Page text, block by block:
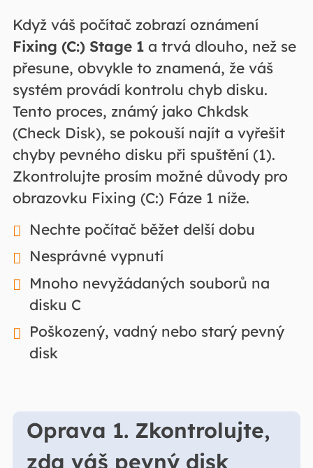
Když váš počítač zobrazí oznámení
Fixing (C:) Stage 1a trvá dlouho, než se
přesune, obvykle to znamená, že váš
systém provádí kontrolu chyb disku.
Tento proces, známý jako Chkdsk
(Check Disk), se pokouší najít a vyřešit
chyby pevného disku při spuštění (1).
Zkontrolujte prosím možné důvody pro
obrazovku Fixing (C:) Fáze 1 níže.
Nechte počítač běžet delší dobu
Nesprávné vypnutí
Mnoho nevyžádaných souborů na
disku C
Poškozený, vadný nebo starý pevný
disk
Oprava 1. Zkontrolujte,
zda váš pevný disk